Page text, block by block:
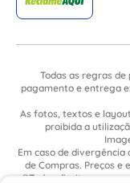
Todas as regras de
pagamento e entrega
As fotos, textos e
proibida a
Em caso de divergência
de Compras. Preços e
©Todos direitos